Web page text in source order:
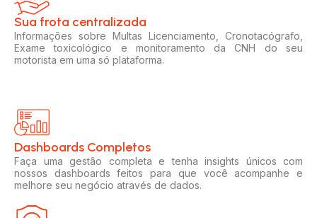
Sua frota centralizada​
Informações sobre Multas Licenciamento, Cronotacógrafo,
Exame toxicológico e monitoramento da CNH do seu
motorista em uma só plataforma.
Dashboards Completos​​
Faça uma gestão completa e tenha insights únicos com
nossos dashboards feitos para que você acompanhe e
melhore seu negócio através de dados.